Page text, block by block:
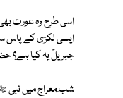
اسی طرح وہ عورت
ایسی لکڑی کے پاس
جبریلؑ یہ کیا ہے؟
شب ِمعراج میں نبی ﷺ